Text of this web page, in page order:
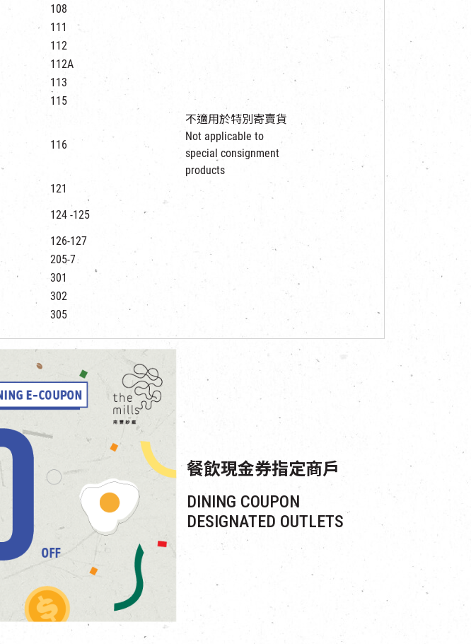
108
111
112
112A
113
115
116
不適用於特別寄賣貨
Not applicable to
special consignment
products
121
124 -125
126-127
205-7
301
302
305
餐飲現金券指定商戶
DINING COUPON
DESIGNATED OUTLETS